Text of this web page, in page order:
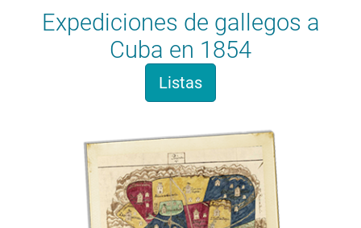
Expediciones de gallegos a
Cuba en 1854
Listas